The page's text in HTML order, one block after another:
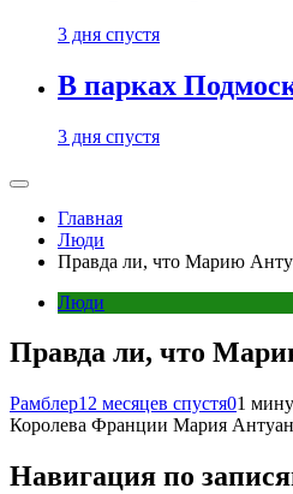
3 дня спустя
В парках
3 дня спустя
Главная
Люди
Правда ли, что Марию
Люди
Правда ли, что
Рамблер12 месяцев спустя01
Королева Франции Мария
Навигация по